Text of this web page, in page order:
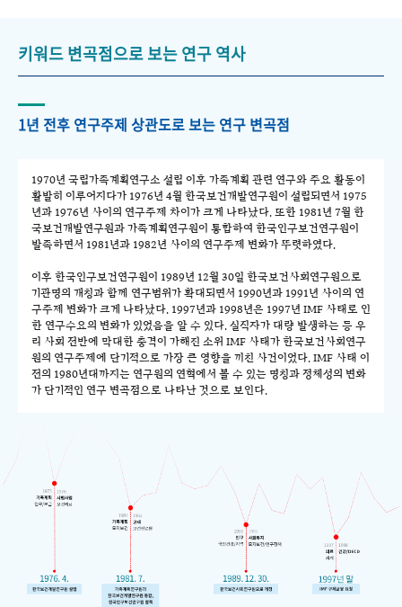
키워드 변곡점으로 보는 연구 역사
1년 전후 연구주제 상관도로 보는 연구 변곡점
1970년 국립가족계획연구소 설립 이후 가족계획 관련 연구와 주요 활동이
활발히 이루어지다가 1976년 4월 한국보건개발연구원이 설립되면서 1975
년과 1976년 사이의 연구주제 차이가 크게 나타났다. 또한 1981년 7월 한
국보건개발연구원과 가족계획연구원이 통합하여 한국인구보건연구원이
발족하면서 1981년과 1982년 사이의 연구주제 변화가 뚜렷하였다.
이후 한국인구보건연구원이 1989년 12월 30일 한국보건사회연구원으로
기관명의 개칭과 함께 연구범위가 확대되면서 1990년과 1991년 사이의 연
구주제 변화가 크게 나타났다. 1997년과 1998년은 1997년 IMF 사태로 인
한 연구수요의 변화가 있었음을 알 수 있다. 실직자가 대량 발생하는 등 우
리 사회 전반에 막대한 충격이 가해진 소위 IMF 사태가 한국보건사회연구
원의 연구주제에 단기적으로 가장 큰 영향을 끼친 사건이었다. IMF 사태 이
전의 1980년대까지는 연구원의 연혁에서 볼 수 있는 명칭과 정체성의 변화
가 단기적인 연구 변곡점으로 나타난 것으로 보인다.